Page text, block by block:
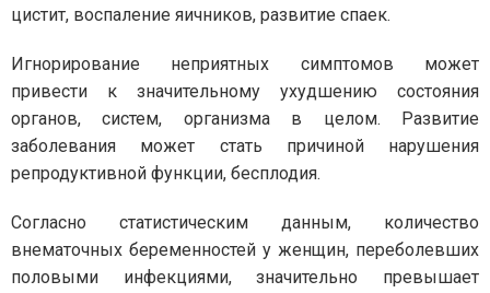
цистит, воспаление яичников, развитие спаек.
Игнорирование неприятных симптомов может
привести к значительному ухудшению состояния
органов, систем, организма в целом. Развитие
заболевания может стать причиной нарушения
репродуктивной функции, бесплодия.
Согласно статистическим данным, количество
внематочных беременностей у женщин, переболевших
половыми инфекциями, значительно превышает